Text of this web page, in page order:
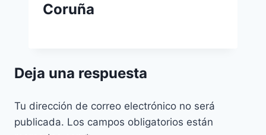
Coruña
Deja una respuesta
Tu dirección de correo electrónico no será
publicada. Los campos obligatorios están